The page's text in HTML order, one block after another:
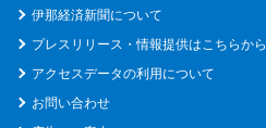
伊那経済新聞について
プレスリリース・情報提供はこちらから
アクセスデータの利用について
お問い合わせ